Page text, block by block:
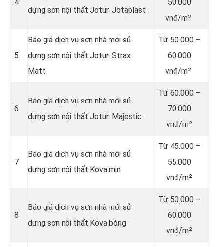
4
dựng sơn nội thất Jotun Jotaplast
50.000
vnđ/m²
5
Báo giá dịch vụ sơn nhà mới sử
dựng sơn nội thất Jotun Strax
Matt
Từ 50.000 –
60.000
vnđ/m²
6
Báo giá dịch vụ sơn nhà mới sử
dựng sơn nội thất Jotun Majestic
Từ 60.000 –
70.000
vnđ/m²
7
Báo giá dịch vụ sơn nhà mới sử
dựng sơn nội thất Kova mịn
Từ 45.000 –
55.000
vnđ/m²
8
Báo giá dịch vụ sơn nhà mới sử
dựng sơn nội thất Kova bóng
Từ 50.000 –
60.000
vnđ/m²